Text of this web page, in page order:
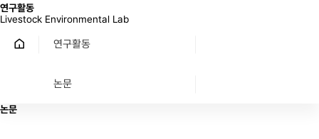
연구활동
Livestock Environmental Lab
연구활동
논문
논문